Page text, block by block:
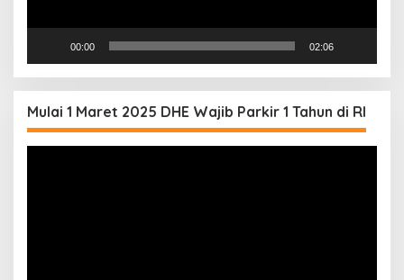
00:00 02:06
Mulai 1 Maret 2025 DHE Wajib Parkir 1 Tahun di RI